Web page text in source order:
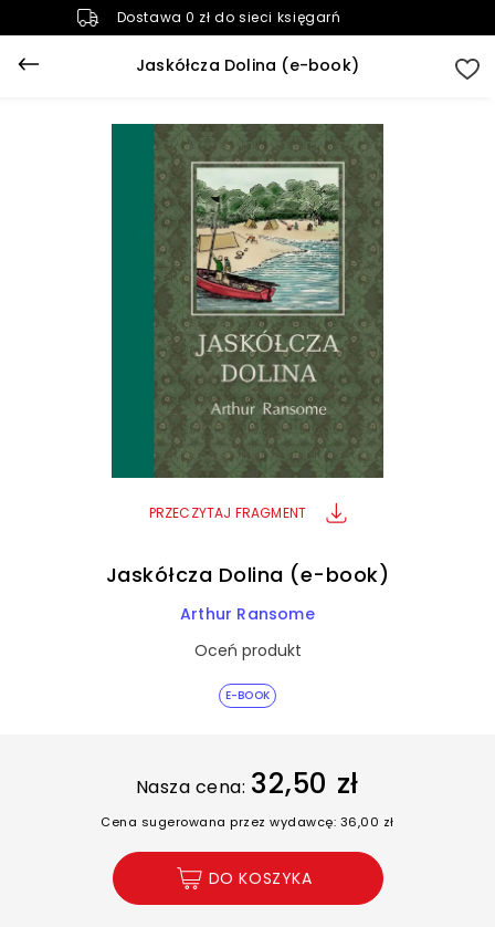
Dostawa 0 zł do sieci księgarń
Jaskółcza Dolina (e-book)
PRZECZYTAJ FRAGMENT
E-BOOK
Jaskółcza Dolina (e-book)
Arthur Ransome
Oceń produkt
Nasza cena: 32,50 zł
Cena sugerowana przez wydawcę: 36,00 zł
DO KOSZYKA